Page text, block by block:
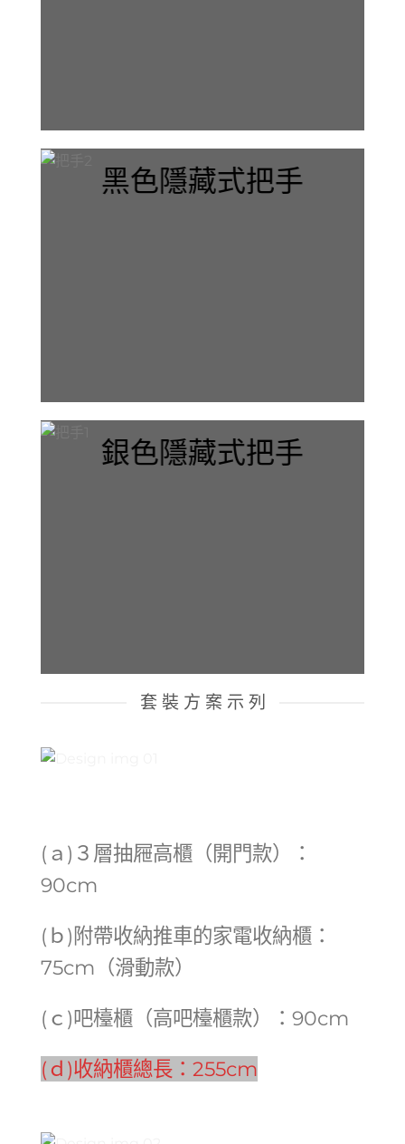
黑色隱藏式把手
銀色隱藏式把手
套 裝 方 案 示 列
(ａ)３層抽屜高櫃（開門款）：
90cm
(ｂ)附帶收納推車的家電收納櫃：
75cm（滑動款）
(ｃ)吧檯櫃（高吧檯櫃款）：90cm
(ｄ)收納櫃總長：255cm